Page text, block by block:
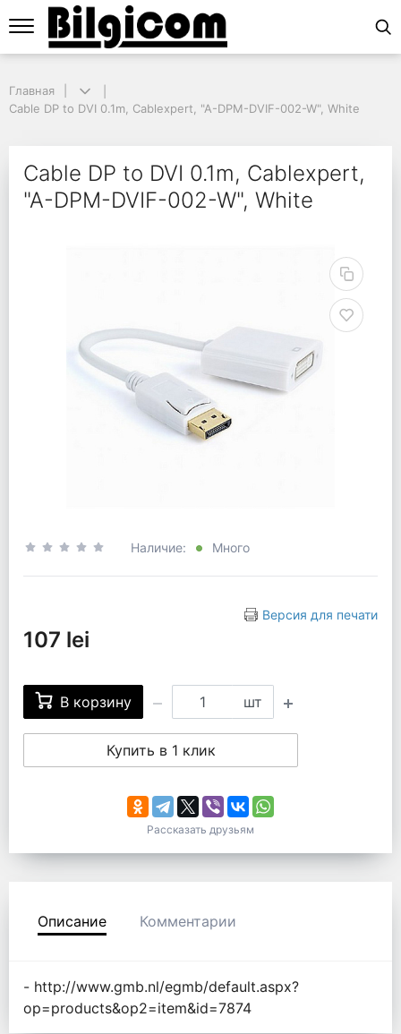
Cable DP to DVI 0.1m, Cablexpert, "A-DPM-DVIF-002-W", White
Cable DP to DVI
Главная
Cable DP to DVI 0.1m, Cablexpert, "A-DPM-DVIF-002-W", White
Cable DP to DVI 0.1m, Cablexpert,
"A-DPM-DVIF-002-W", White
Наличие: Много
Версия для печати
107 lei
В корзину шт
Купить в 1 клик
Рассказать друзьям
Описание Комментарии
- http://www.gmb.nl/egmb/default.aspx?
op=products&op2=item&id=7874